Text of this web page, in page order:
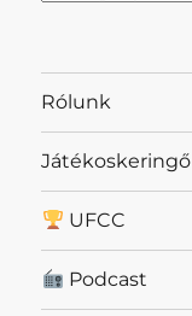
Rólunk
Játékoskeringő
UFCC
Podcast